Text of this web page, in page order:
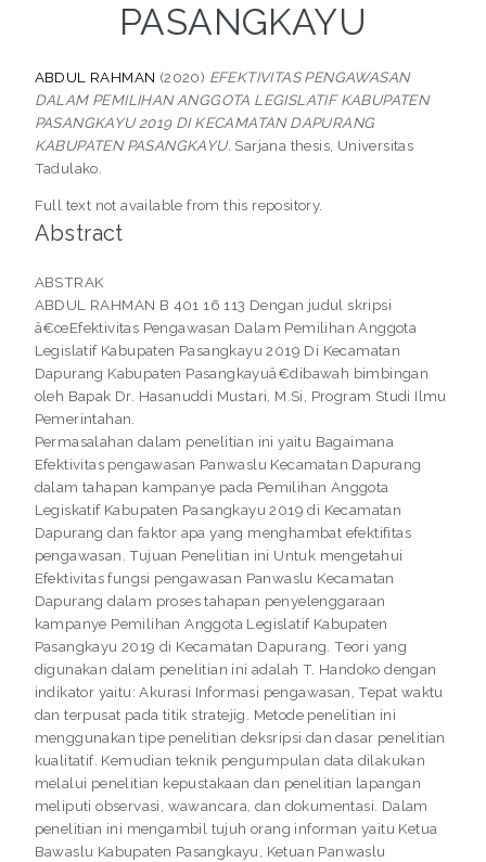
PASANGKAYU
ABDUL RAHMAN (2020) EFEKTIVITAS PENGAWASAN
DALAM PEMILIHAN ANGGOTA LEGISLATIF KABUPATEN
PASANGKAYU 2019 DI KECAMATAN DAPURANG
KABUPATEN PASANGKAYU. Sarjana thesis, Universitas
Tadulako.
Full text not available from this repository.
Abstract
ABSTRAK
ABDUL RAHMAN B 401 16 113 Dengan judul skripsi
â€œEfektivitas Pengawasan Dalam Pemilihan Anggota
Legislatif Kabupaten Pasangkayu 2019 Di Kecamatan
Dapurang Kabupaten Pasangkayuâ€dibawah bimbingan
oleh Bapak Dr. Hasanuddi Mustari, M.Si, Program Studi Ilmu
Pemerintahan.
Permasalahan dalam penelitian ini yaitu Bagaimana
Efektivitas pengawasan Panwaslu Kecamatan Dapurang
dalam tahapan kampanye pada Pemilihan Anggota
Legiskatif Kabupaten Pasangkayu 2019 di Kecamatan
Dapurang dan faktor apa yang menghambat efektifitas
pengawasan. Tujuan Penelitian ini Untuk mengetahui
Efektivitas fungsi pengawasan Panwaslu Kecamatan
Dapurang dalam proses tahapan penyelenggaraan
kampanye Pemilihan Anggota Legislatif Kabupaten
Pasangkayu 2019 di Kecamatan Dapurang. Teori yang
digunakan dalam penelitian ini adalah T. Handoko dengan
indikator yaitu: Akurasi Informasi pengawasan, Tepat waktu
dan terpusat pada titik stratejig. Metode penelitian ini
menggunakan tipe penelitian deksripsi dan dasar penelitian
kualitatif. Kemudian teknik pengumpulan data dilakukan
melalui penelitian kepustakaan dan penelitian lapangan
meliputi observasi, wawancara, dan dokumentasi. Dalam
penelitian ini mengambil tujuh orang informan yaitu Ketua
Bawaslu Kabupaten Pasangkayu, Ketuan Panwaslu